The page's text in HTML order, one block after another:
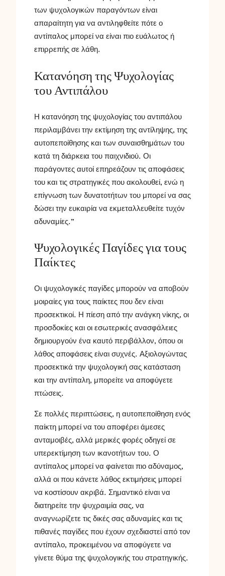
των ψυχολογικών παραγόντων είναι
απαραίτητη για να αντιληφθείτε πότε ο
αντίπαλος μπορεί να είναι πιο ευάλωτος ή
επιρρεπής σε λάθη.
Κατανόηση της Ψυχολογίας
του Αντιπάλου
Η κατανόηση της ψυχολογίας του αντιπάλου
περιλαμβάνει την εκτίμηση της αντίληψης, της
αυτοπεποίθησης και των συναισθημάτων του
κατά τη διάρκεια του παιχνιδιού. Οι
παράγοντες αυτοί επηρεάζουν τις αποφάσεις
του και τις στρατηγικές που ακολουθεί, ενώ η
επίγνωση των δυνατοτήτων του μπορεί να σας
δώσει την ευκαιρία να εκμεταλλευθείτε τυχόν
αδυναμίες.”
Ψυχολογικές Παγίδες για τους
Παίκτες
Οι ψυχολογικές παγίδες μπορούν να αποβούν
μοιραίες για τους παίκτες που δεν είναι
προσεκτικοί. Η πίεση από την ανάγκη νίκης, οι
προσδοκίες και οι εσωτερικές ανασφάλειες
δημιουργούν ένα καυτό περιβάλλον, όπου οι
λάθος αποφάσεις είναι συχνές. Αξιολογώντας
προσεκτικά την ψυχολογική σας κατάσταση
και την αντίπαλη, μπορείτε να αποφύγετε
πτώσεις.
Σε πολλές περιπτώσεις, η αυτοπεποίθηση ενός
παίκτη μπορεί να του αποφέρει άμεσες
ανταμοιβές, αλλά μερικές φορές οδηγεί σε
υπερεκτίμηση των ικανοτήτων του. Ο
αντίπαλος μπορεί να φαίνεται πιο αδύναμος,
αλλά οι που κάνετε λάθος εκτιμήσεις μπορεί
να κοστίσουν ακριβά. Σημαντικό είναι να
διατηρείτε την ψυχραιμία σας, να
αναγνωρίζετε τις δικές σας αδυναμίες και τις
πιθανές παγίδες που έχουν σχεδιαστεί από τον
αντίπαλο, προκειμένου να αποφύγετε να
γίνετε θύμα της ψυχολογικής του στρατηγικής.